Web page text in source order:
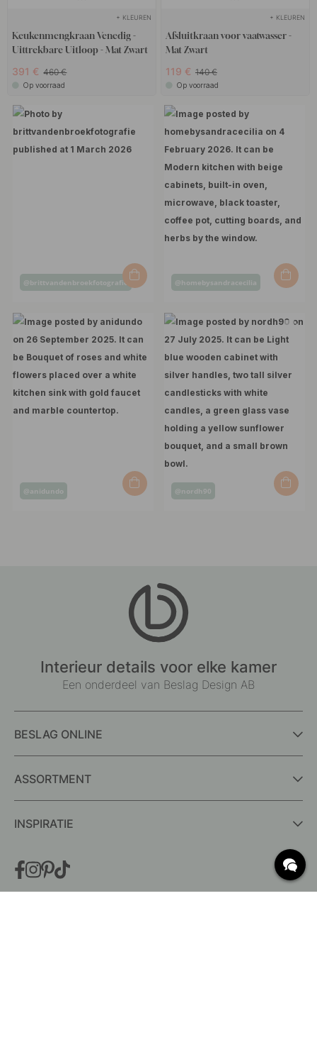
+ KLEUREN
Keukenmengkraan Venedig -
Uittrekbare Uitloop - Mat Zwart
391 € 460 €
Op voorraad
+ KLEUREN
Afsluitkraan voor vaatwasser -
Mat Zwart
119 € 140 €
Op voorraad
Post
by
@brittvandenbroekfotografie
Post
by
@homebysandracecilia
Post
@anidundo
Post
@nordh90
Interieur details voor elke kamer
Een onderdeel van Beslag Design AB
BESLAG ONLINE
ASSORTMENT
INSPIRATIE